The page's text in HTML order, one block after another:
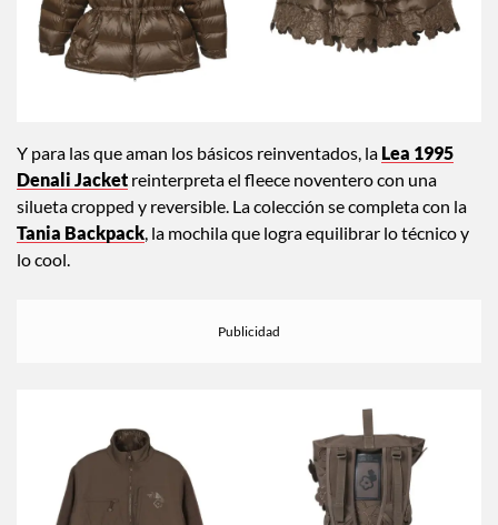
Y para las que aman los básicos reinventados, la Lea 1995
Denali Jacket
, la mochila que logra equilibrar lo técnico y